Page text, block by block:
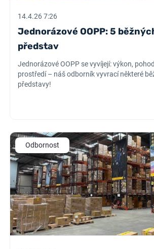
14.4.26 7:26
Jednorázové OOPP: 5
představ
Jednorázové OOPP se vyvíjejí: výkon,
prostředí – náš odborník vyvrací některé
představy!
Odbornost